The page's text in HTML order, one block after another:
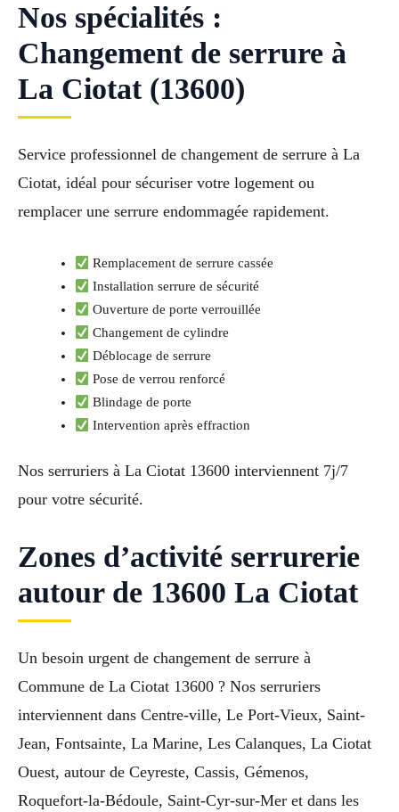
Nos spécialités :
Changement de serrure à
La Ciotat (13600)
Service professionnel de changement de serrure à La
Ciotat, idéal pour sécuriser votre logement ou
remplacer une serrure endommagée rapidement.
Remplacement de serrure cassée
Installation serrure de sécurité
Ouverture de porte verrouillée
Changement de cylindre
Déblocage de serrure
Pose de verrou renforcé
Blindage de porte
Intervention après effraction
Nos serruriers à La Ciotat 13600 interviennent 7j/7
pour votre sécurité.
Zones d’activité serrurerie
autour de 13600 La Ciotat
Un besoin urgent de changement de serrure à
Commune de La Ciotat 13600 ? Nos serruriers
interviennent dans Centre-ville, Le Port-Vieux, Saint-
Jean, Fontsainte, La Marine, Les Calanques, La Ciotat
Ouest, autour de Ceyreste, Cassis, Gémenos,
Roquefort-la-Bédoule, Saint-Cyr-sur-Mer et dans les